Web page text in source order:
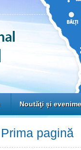
Noutăţi și
Prima pagină